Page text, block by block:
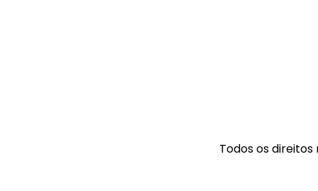
Todos os direitos